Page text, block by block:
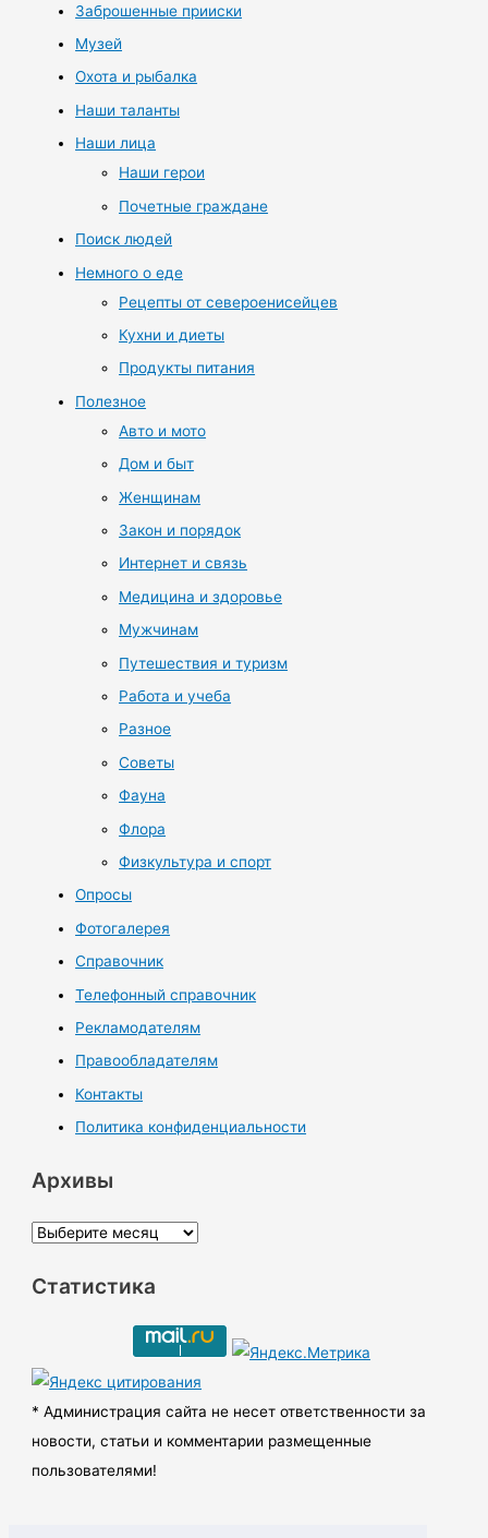
Заброшенные прииски
Музей
Охота и рыбалка
Наши таланты
Наши лица
Наши герои
Почетные граждане
Поиск людей
Немного о еде
Рецепты от североенисейцев
Кухни и диеты
Продукты питания
Полезное
Авто и мото
Дом и быт
Женщинам
Закон и порядок
Интернет и связь
Медицина и здоровье
Мужчинам
Путешествия и туризм
Работа и учеба
Разное
Советы
Фауна
Флора
Физкультура и спорт
Опросы
Фотогалерея
Справочник
Телефонный справочник
Рекламодателям
Правообладателям
Контакты
Политика конфиденциальности
Архивы
А
х
ы
Статистика
* Администрация сайта не несет ответственности за
новости, статьи и комментарии размещенные
пользователями!